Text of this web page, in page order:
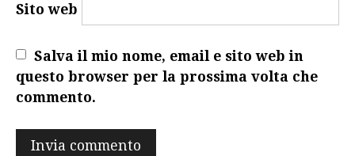
Sito web
Salva il mio nome, email e sito web in
questo browser per la prossima volta che
commento.